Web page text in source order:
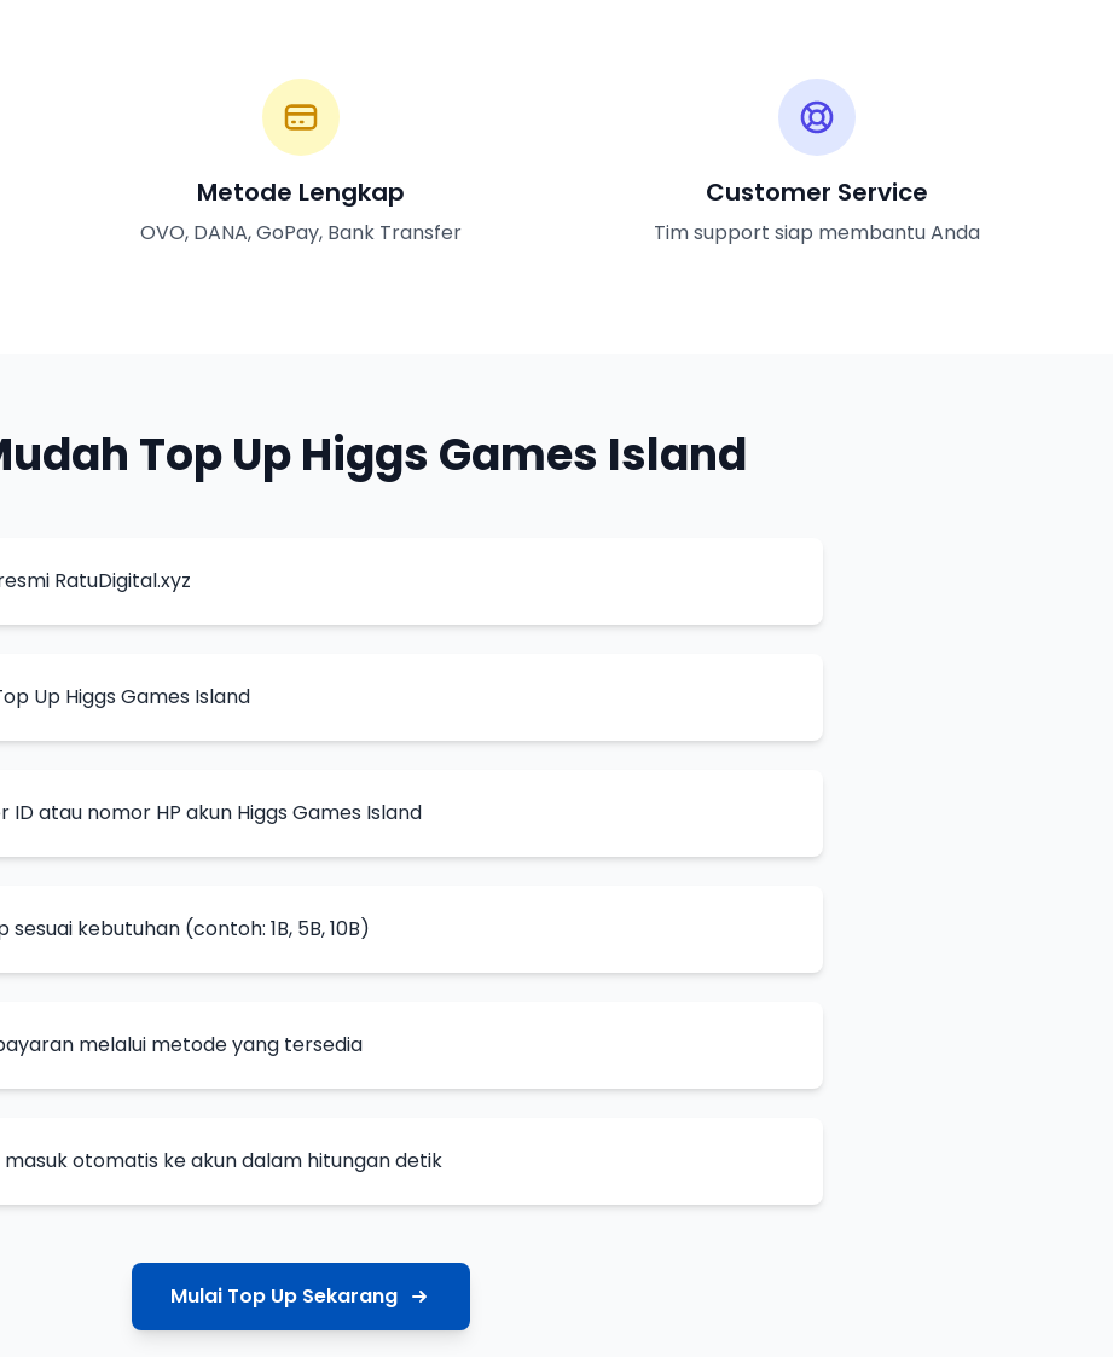
Metode Lengkap
OVO, DANA, GoPay, Bank Transfer
Customer Service
Tim support siap membantu Anda
Top Up Higgs Games Island
RatuDigital.xyz
Up Higgs Games Island
ID atau nomor HP akun Higgs Games Island
sesuai kebutuhan (contoh: 1B, 5B, 10B)
melalui metode yang tersedia
masuk otomatis ke akun dalam hitungan detik
Mulai Top Up Sekarang